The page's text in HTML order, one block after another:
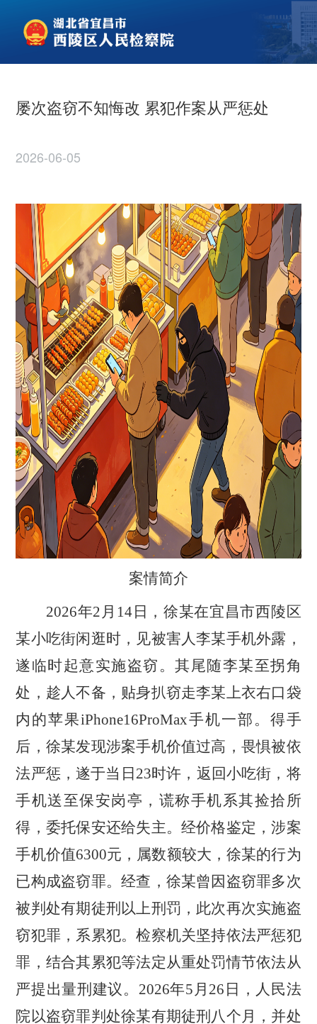
屡次盗窃不知悔改 累犯作案从严惩处
2026-06-05
案情简介
2026年2月14日，徐某在宜昌市西陵区
某小吃街闲逛时，见被害人李某手机外露，
遂临时起意实施盗窃。其尾随李某至拐角
处，趁人不备，贴身扒窃走李某上衣右口袋
内的苹果iPhone16ProMax手机一部。得手
后，徐某发现涉案手机价值过高，畏惧被依
法严惩，遂于当日23时许，返回小吃街，将
手机送至保安岗亭，谎称手机系其捡拾所
得，委托保安还给失主。经价格鉴定，涉案
手机价值6300元，属数额较大，徐某的行为
已构成盗窃罪。经查，徐某曾因盗窃罪多次
被判处有期徒刑以上刑罚，此次再次实施盗
窃犯罪，系累犯。检察机关坚持依法严惩犯
罪，结合其累犯等法定从重处罚情节依法从
严提出量刑建议。2026年5月26日，人民法
院以盗窃罪判处徐某有期徒刑八个月，并处